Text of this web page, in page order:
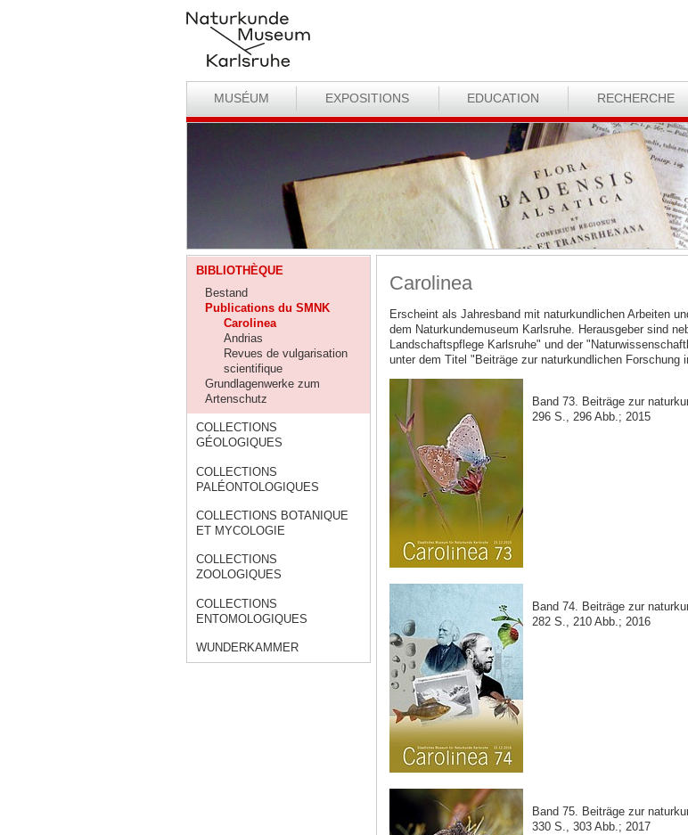
MUSÉUM EXPOSITIONS EDUCATION RECHERCHE
BIBLIOTHÈQUE
Bestand
Publications du SMNK
Carolinea
Andrias
Revues de vulgarisation
scientifique
Grundlagenwerke zum
Artenschutz
COLLECTIONS
GÉOLOGIQUES
COLLECTIONS
PALÉONTOLOGIQUES
COLLECTIONS BOTANIQUE
ET MYCOLOGIE
COLLECTIONS
ZOOLOGIQUES
COLLECTIONS
ENTOMOLOGIQUES
WUNDERKAMMER
Carolinea
Erscheint als Jahresband mit naturkundlichen Arbeiten
dem Naturkundemuseum Karlsruhe. Herausgeber sind
Landschaftspflege Karlsruhe" und der
unter dem Titel "Beiträge zur naturkundlichen Forschung
Band 73. Beiträge zur
296 S., 296 Abb.; 2015
Band 74. Beiträge zur
282 S., 210 Abb.; 2016
Band 75. Beiträge zur
330 S., 303 Abb.; 2017